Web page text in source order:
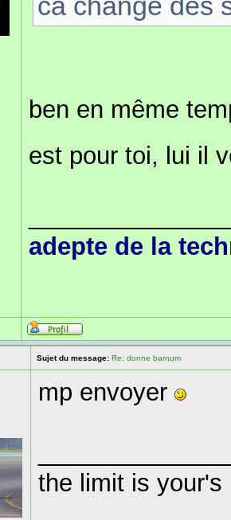
ben en même
est pour toi, lui il
adepte de la
Sujet du message: Re: donne barnum
mp envoyer
the limit is your's